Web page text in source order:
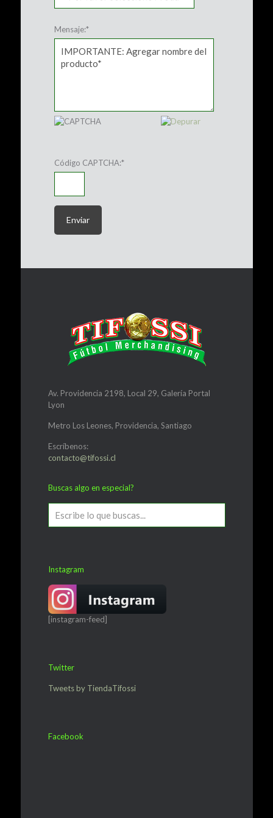
Mensaje:*
Código CAPTCHA:*
Av. Providencia 2198, Local 29, Galería Portal
Lyon
Metro Los Leones, Providencia, Santiago
Escríbenos:
contacto@tifossi.cl
Buscas algo en especial?
Instagram
[instagram-feed]
Twitter
Tweets by TiendaTifossi
Facebook